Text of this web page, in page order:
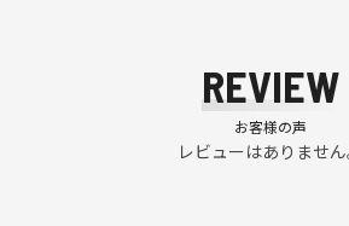
REVIEW
お客様の声
レビューはありません